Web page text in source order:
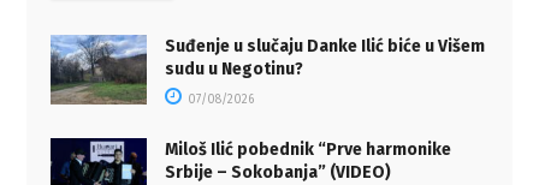
Suđenje u slučaju Danke Ilić biće u Višem
sudu u Negotinu?
07/08/2026
Miloš Ilić pobednik “Prve harmonike
Srbije – Sokobanja” (VIDEO)